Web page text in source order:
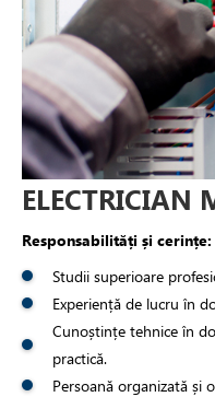
ELECTRICIAN
Responsabilități și cerințe:
Studii superioare
Experiență de lucru în
Cunoștințe tehnice în
practică.
Persoană organizată și